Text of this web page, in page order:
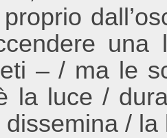
– / ma le
la luce /
/ la